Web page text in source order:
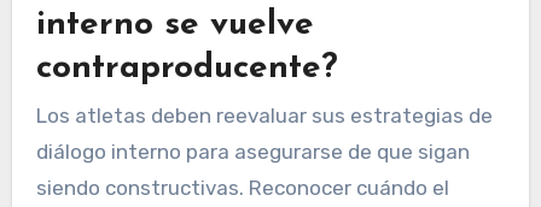
interno se vuelve
contraproducente?
Los atletas deben reevaluar sus estrategias de
diálogo interno para asegurarse de que sigan
siendo constructivas. Reconocer cuándo el